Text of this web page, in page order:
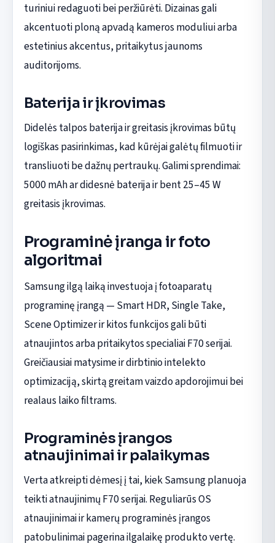
turiniui redaguoti bei peržiūrėti. Dizainas gali
akcentuoti ploną apvadą kameros moduliui arba
estetinius akcentus, pritaikytus jaunoms
auditorijoms.
Baterija ir įkrovimas
Didelės talpos baterija ir greitasis įkrovimas būtų
logiškas pasirinkimas, kad kūrėjai galėtų filmuoti ir
transliuoti be dažnų pertraukų. Galimi sprendimai:
5000 mAh ar didesnė baterija ir bent 25–45 W
greitasis įkrovimas.
Programinė įranga ir foto
algoritmai
Samsung ilgą laiką investuoja į fotoaparatų
programinę įrangą — Smart HDR, Single Take,
Scene Optimizer ir kitos funkcijos gali būti
atnaujintos arba pritaikytos specialiai F70 serijai.
Greičiausiai matysime ir dirbtinio intelekto
optimizaciją, skirtą greitam vaizdo apdorojimui bei
realaus laiko filtrams.
Programinės įrangos
atnaujinimai ir palaikymas
Verta atkreipti dėmesį į tai, kiek Samsung planuoja
teikti atnaujinimų F70 serijai. Reguliarūs OS
atnaujinimai ir kamerų programinės įrangos
patobulinimai pagerina ilgalaikę produkto vertę.